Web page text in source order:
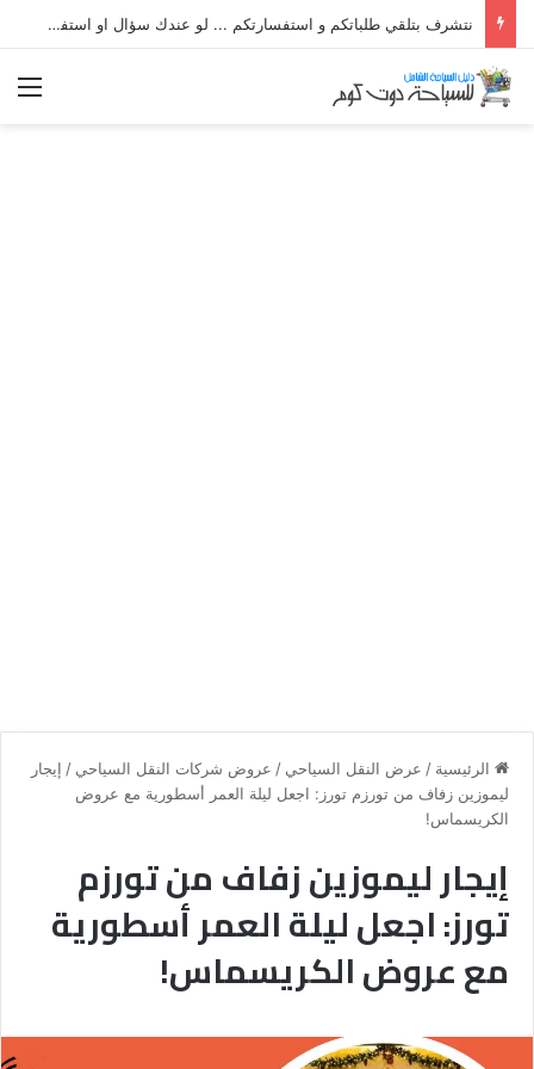
نتشرف بتلقي طلباتكم و استفسارتكم ... لو عندك سؤال او استفسار ماتدرددش فى طلب المساعدة
الرئيسية / عرض النقل السياحي / عروض شركات النقل السياحي / إيجار
ليموزين زفاف من تورزم تورز: اجعل ليلة العمر أسطورية مع عروض
الكريسماس!
إيجار ليموزين زفاف من تورزم
تورز: اجعل ليلة العمر أسطورية
مع عروض الكريسماس!